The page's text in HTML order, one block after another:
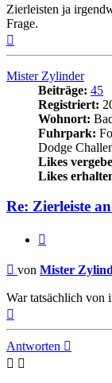
Zierleisten ja
Frage.
Mister Zylinder
Beiträge: 45
Registriert:
Wohnort:
Fuhrpark:
Dodge
Likes
Likes
Re: Zierleiste
Beitrag
von Mister
War tatsächlich von
Antworten